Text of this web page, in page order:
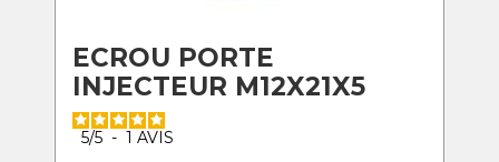
ECROU PORTE
INJECTEUR M12X21X5
5/5 - 1 AVIS